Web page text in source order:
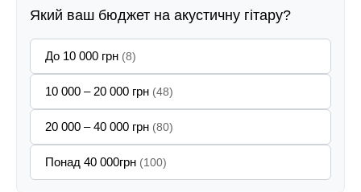
Який ваш бюджет на акустичну гітару?
До 10 000 грн (8)
10 000 – 20 000 грн (48)
20 000 – 40 000 грн (80)
Понад 40 000грн (100)